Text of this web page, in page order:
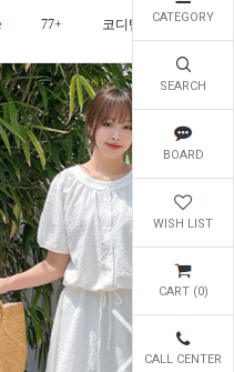
CATEGORY
SEARCH
BOARD
WISH LIST
CART (0)
CALL CENTER
77+ 코디템 오늘발송